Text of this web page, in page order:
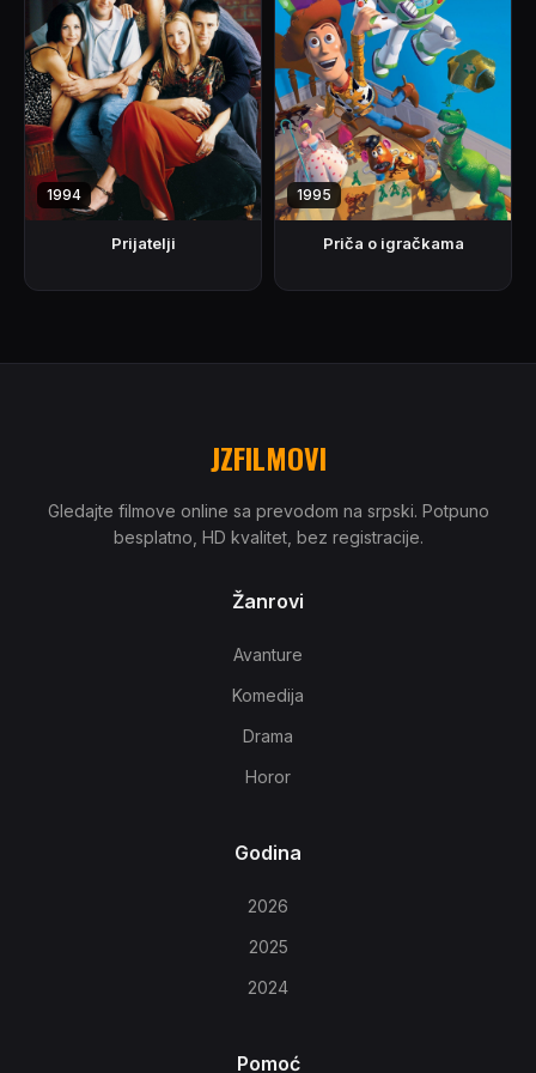
1994
Prijatelji
1995
Priča o igračkama
JZFILMOVI
Gledajte filmove online sa prevodom na srpski. Potpuno
besplatno, HD kvalitet, bez registracije.
Žanrovi
Avanture
Komedija
Drama
Horor
Godina
2026
2025
2024
Pomoć